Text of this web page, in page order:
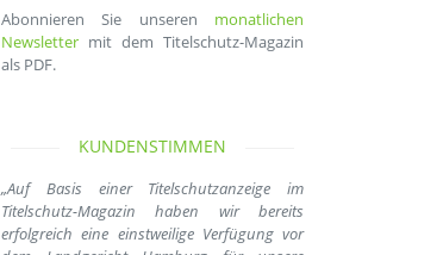
Abonnieren Sie unseren monatlichen
Newsletter mit dem Titelschutz-Magazin
als PDF.
KUNDENSTIMMEN
„Auf Basis einer Titelschutzanzeige im
Titelschutz-Magazin haben wir bereits
erfolgreich eine einstweilige Verfügung vor